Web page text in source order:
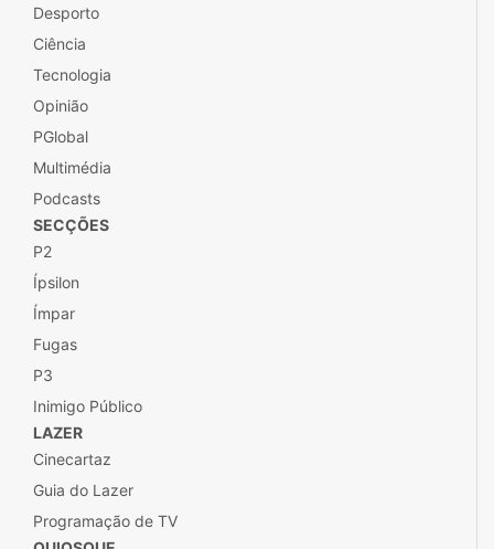
Desporto
Ciência
Tecnologia
Opinião
PGlobal
Multimédia
Podcasts
SECÇÕES
P2
Ípsilon
Ímpar
Fugas
P3
Inimigo Público
LAZER
Cinecartaz
Guia do Lazer
Programação de TV